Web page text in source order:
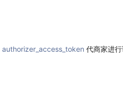
authorizer_access_token 代商家进